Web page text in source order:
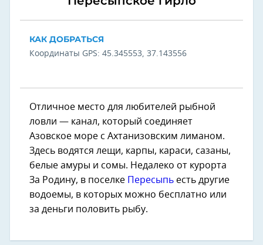
КАК ДОБРАТЬСЯ
Координаты GPS: 45.345553, 37.143556
Отличное место для любителей рыбной
ловли — канал, который соединяет
Азовское море с Ахтанизовским лиманом.
Здесь водятся лещи, карпы, караси, сазаны,
белые амуры и сомы. Недалеко от курорта
За Родину, в поселке
Пересыпь есть другие
водоемы, в которых можно бесплатно или
за деньги половить рыбу.